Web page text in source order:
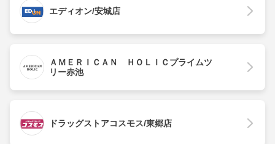
エディオン/安城店
ＡＭＥＲＩＣＡＮ ＨＯＬＩＣプライムツ
リー赤池
ドラッグストアコスモス/東郷店